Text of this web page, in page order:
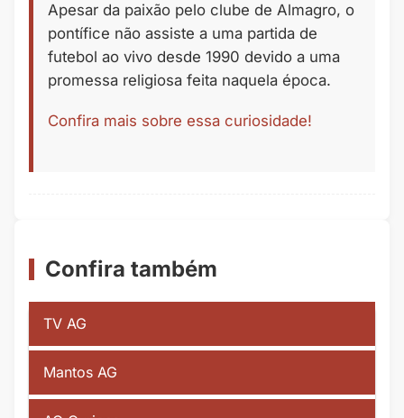
Apesar da paixão pelo clube de Almagro, o
pontífice não assiste a uma partida de
futebol ao vivo desde 1990 devido a uma
promessa religiosa feita naquela época.
Confira mais sobre essa curiosidade!
Confira também
TV AG
Mantos AG